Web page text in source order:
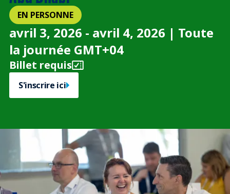
EN PERSONNE
avril 3, 2026 - avril 4, 2026 | Toute
la journée GMT+04
Billet requis
S'inscrire ici